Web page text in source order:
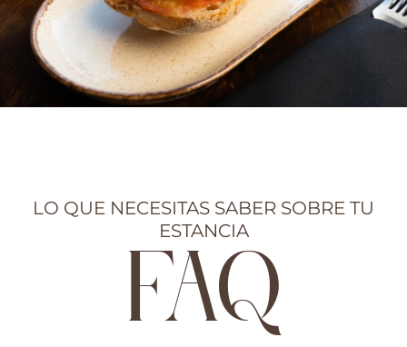
LO QUE NECESITAS SABER SOBRE TU
ESTANCIA
FAQ